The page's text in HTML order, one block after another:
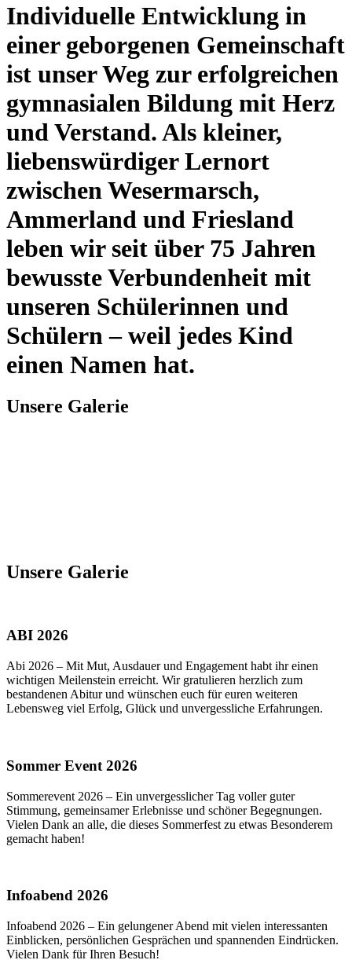
Individuelle Entwicklung in
einer geborgenen Gemeinschaft
ist unser Weg zur erfolgreichen
gymnasialen Bildung mit Herz
und Verstand. Als kleiner,
liebenswürdiger Lernort
zwischen Wesermarsch,
Ammerland und Friesland
leben wir seit über 75 Jahren
bewusste Verbundenheit mit
unseren Schülerinnen und
Schülern – weil jedes Kind
einen Namen hat.
Unsere Galerie
Unsere Galerie
ABI 2026
Abi 2026 – Mit Mut, Ausdauer und Engagement habt ihr einen
wichtigen Meilenstein erreicht. Wir gratulieren herzlich zum
bestandenen Abitur und wünschen euch für euren weiteren
Lebensweg viel Erfolg, Glück und unvergessliche Erfahrungen.
Sommer Event 2026
Sommerevent 2026 – Ein unvergesslicher Tag voller guter
Stimmung, gemeinsamer Erlebnisse und schöner Begegnungen.
Vielen Dank an alle, die dieses Sommerfest zu etwas Besonderem
gemacht haben!
Infoabend 2026
Infoabend 2026 – Ein gelungener Abend mit vielen interessanten
Einblicken, persönlichen Gesprächen und spannenden Eindrücken.
Vielen Dank für Ihren Besuch!